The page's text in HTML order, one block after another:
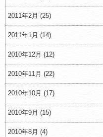
2011年2月 (25)
2011年1月 (14)
2010年12月 (12)
2010年11月 (22)
2010年10月 (17)
2010年9月 (15)
2010年8月 (4)